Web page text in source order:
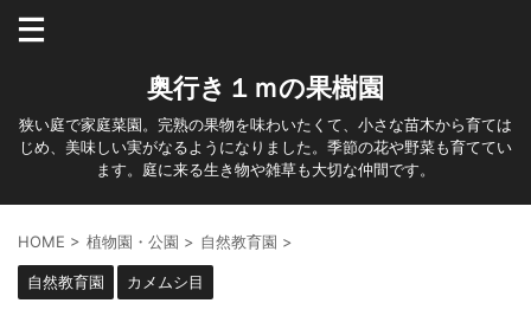
奥行き１ｍの果樹園
狭い庭で家庭菜園。完熟の果物を味わいたくて、小さな苗木から育ては
じめ、美味しい実がなるようになりました。季節の花や野菜も育ててい
ます。庭に来る生き物や雑草も大切な仲間です。
HOME > 植物園・公園 > 自然教育園 >
自然教育園 カメムシ目